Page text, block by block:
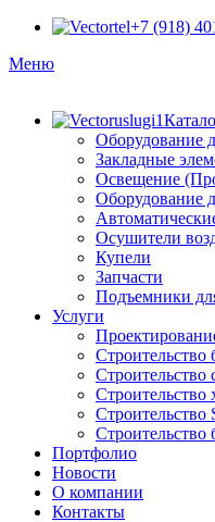
+7 (918)
Меню
Оборудование
Закладные
Освещение
Оборудование
Осушители
Купели
Запчасти
Подъемники
Услуги
Строительство
Строительство
Строительство
Строительство
Строительство
Портфолио
Новости
O компании
Контакты